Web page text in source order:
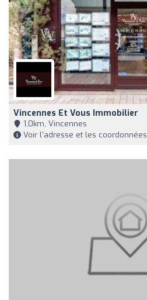
Vincennes Et Vous Immobilier
1,0km, Vincennes
Voir l'adresse et les coordonnées